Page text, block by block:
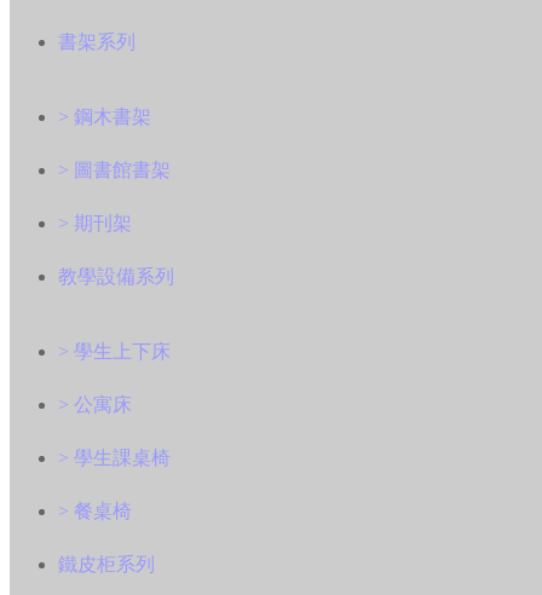
書架系列
> 鋼木書架
> 圖書館書架
> 期刊架
教學設備系列
> 學生上下床
> 公寓床
> 學生課桌椅
> 餐桌椅
鐵皮柜系列